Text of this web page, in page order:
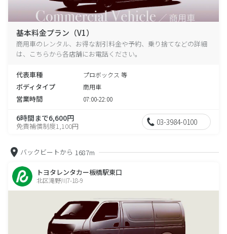
基本料金プラン（V1）
商用車のレンタル、お得な割引料金や予約、乗り捨てなどの詳細
は、こちらから各店舗にお電話ください。
代表車種 プロボックス 等
ボディタイプ 商用車
営業時間 07:00-22:00
6時間まで6,600円
免責補償制度1,100円 03-3984-0100
バックビートから 1687m
トヨタレンタカー板橋駅東口
北区滝野川7-18-9